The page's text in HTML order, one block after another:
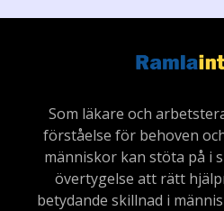
Som läkare och
förståelse för behoven
människor kan stöta på i
övertygelse att rätt
betydande skillnad i